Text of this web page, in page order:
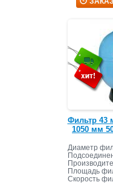
Фильтр 43
1050 мм
Диаметр
Площадь
Скорость